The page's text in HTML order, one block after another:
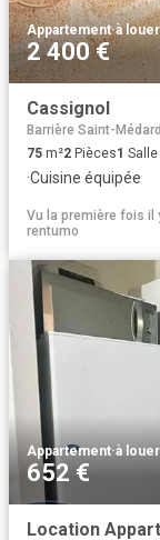
Appartement·à louer
2 400 €
Cassignol
Barrière Saint-Médard
75 m²2 Pièces1 Salle
·Cuisine équipée
Vu la première fois il
rentumo
Appartement·à louer
652 €